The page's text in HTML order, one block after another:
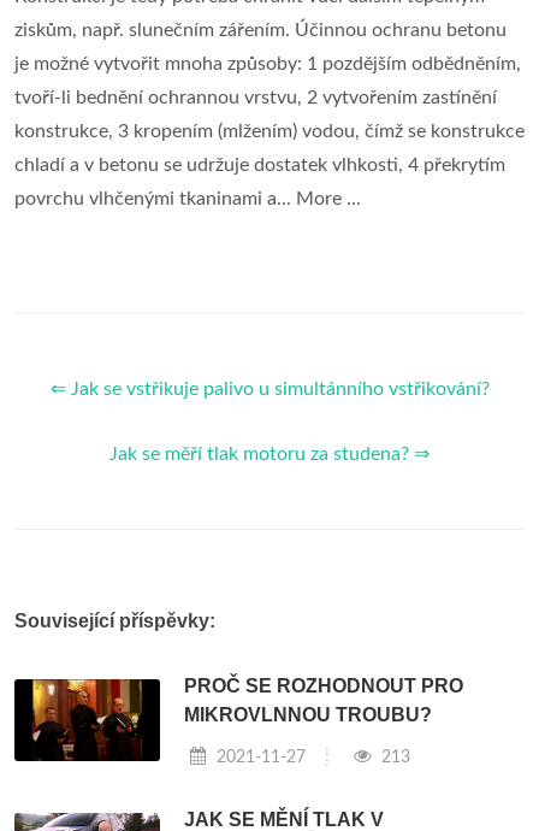
ziskům, např. slunečním zářením. Účinnou ochranu betonu
je možné vytvořit mnoha způsoby: 1 pozdějším odbědněním,
tvoří-li bednění ochrannou vrstvu, 2 vytvořením zastínění
konstrukce, 3 kropením (mlžením) vodou, čímž se konstrukce
chladí a v betonu se udržuje dostatek vlhkosti, 4 překrytím
povrchu vlhčenými tkaninami a... More ...
⇐ Jak se vstřikuje palivo u simultánního vstřikování?
Jak se měří tlak motoru za studena? ⇒
Související příspěvky:
PROČ SE ROZHODNOUT PRO
MIKROVLNNOU TROUBU?
2021-11-27 213
JAK SE MĚNÍ TLAK V